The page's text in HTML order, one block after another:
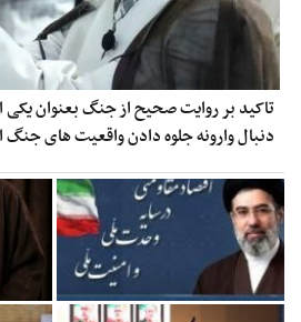
تاکید بر روایت صحیح از جنگ بعنوان یکی
دنبال وارونه جلوه دادن واقعیت های